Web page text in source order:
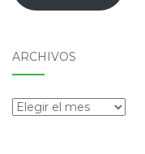
ARCHIVOS
Archivos